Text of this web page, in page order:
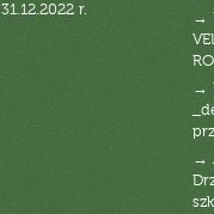
31.12.2022 r.
→
→
→